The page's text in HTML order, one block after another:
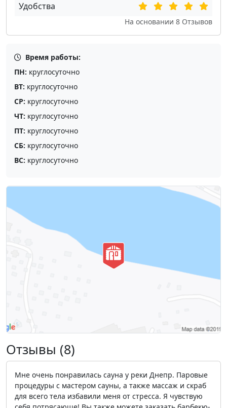
Удобства
На основании 8 Отзывов
Время работы:
ПН: круглосуточно
ВТ: круглосуточно
СР: круглосуточно
ЧТ: круглосуточно
ПТ: круглосуточно
СБ: круглосуточно
ВС: круглосуточно
Отзывы (8)
Мне очень понравилась сауна у реки Днепр. Паровые
процедуры с мастером сауны, а также массаж и скраб
для всего тела избавили меня от стресса. Я чувствую